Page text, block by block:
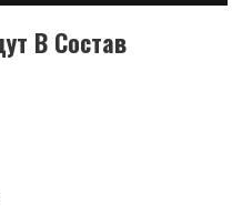
В Состав